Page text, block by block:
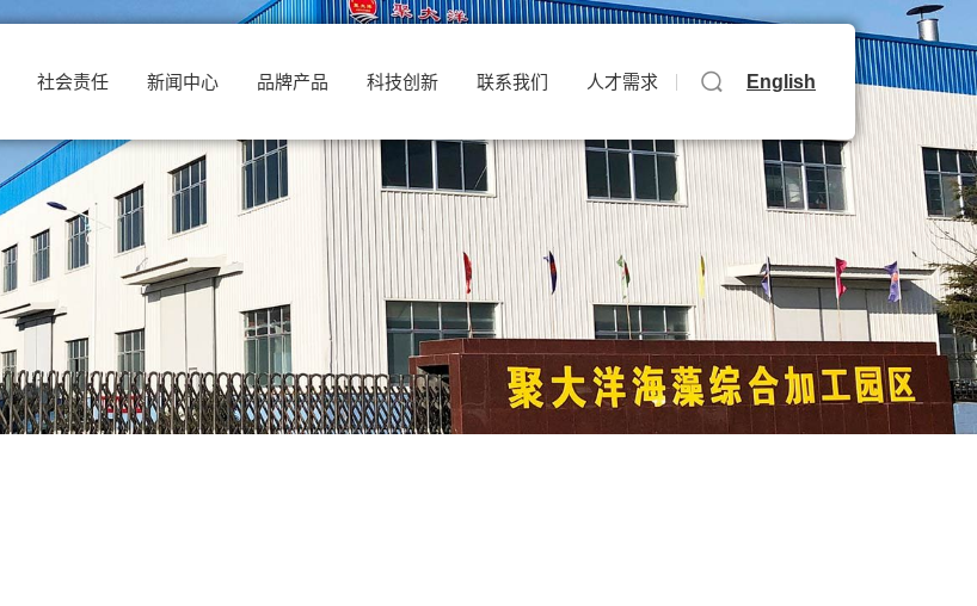
社会责任 新闻中心 品牌产品 科技创新 联系我们 人才需求 English